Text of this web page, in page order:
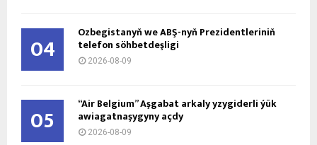
04 Özbegistanyň we ABŞ-nyň Prezidentleriniň
telefon söhbetdeşligi
2026-08-09
05 “Air Belgium” Aşgabat arkaly yzygiderli ýük
awiagatnaşygyny açdy
2026-08-09